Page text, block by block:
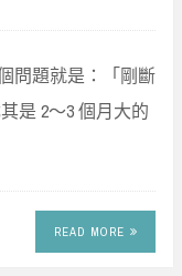
問題就是：「剛斷
是 2～3 個月大的
READ MORE